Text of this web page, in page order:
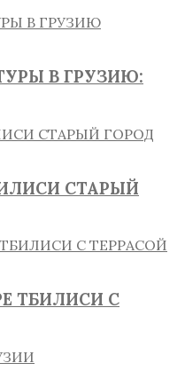
В ГРУЗИЮ:
СТАРЫЙ
ТБИЛИСИ С